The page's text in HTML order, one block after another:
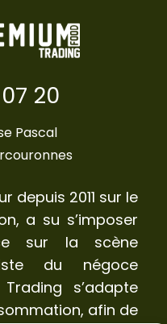
20
Pascal
depuis 2011 sur le
a su s’imposer
sur la scène
du négoce
s’adapte
afin de